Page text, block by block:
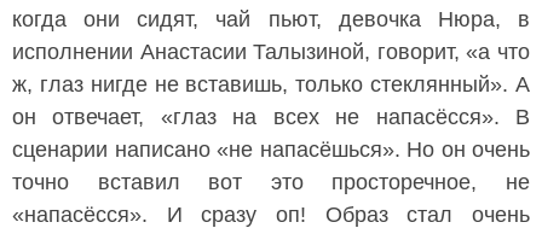
когда они сидят, чай пьют, девочка Нюра, в
исполнении Анастасии Талызиной, говорит, «а что
ж, глаз нигде не вставишь, только стеклянный». А
он отвечает, «глаз на всех не напасёсся». В
сценарии написано «не напасёшься». Но он очень
точно вставил вот это просторечное, не
«напасёсся». И сразу оп! Образ стал очень